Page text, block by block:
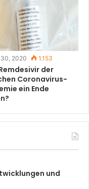
2020 1.153
der
Coronavirus-
ein Ende
und